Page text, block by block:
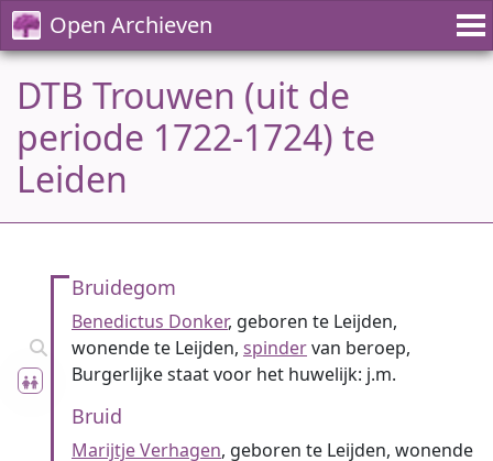
Open Archieven
DTB Trouwen (uit de
periode 1722-1724) te
Leiden
Bruidegom
Benedictus Donker, geboren te Leijden,
wonende te Leijden, spindervan beroep,
Burgerlijke staat voor het huwelijk: j.m.
Bruid
Marijtje Verhagen, geboren te Leijden, wonende